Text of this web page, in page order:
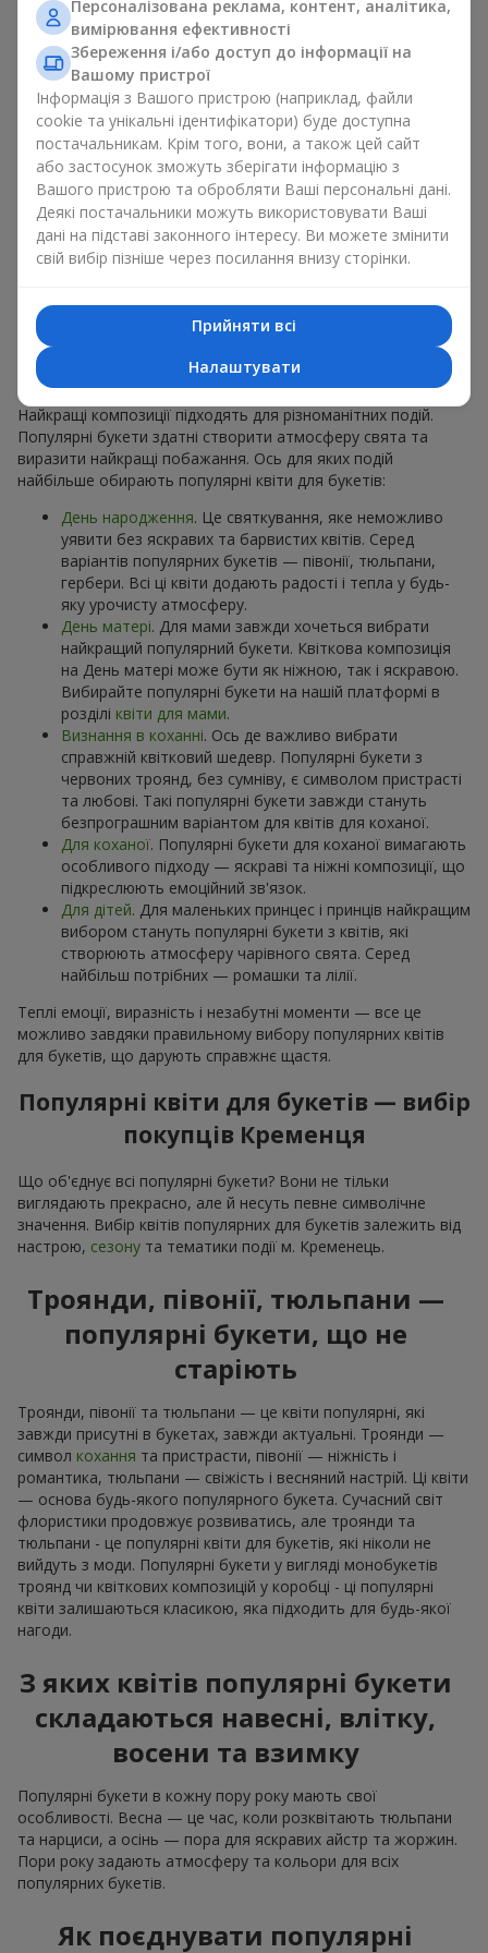
для будь-якого віку і статі, а їх склад можна
адаптувати під будь-який захід.
Масові квіткові уподобання. Півонії, тюльпани,
ромашки — популярні букети, що залишаються
привабливими для покупців. Вони не тільки мають
чудовий вигляд. Такі популярні букети відображають
атмосферу свіжості та природної краси.
Популярні квіти для букетів часто змінюються залежно від
пори року, але ці класичні популярні букети завжди
залишаються в списку тих що мають найбільший попит.
Якщо ви хочете бути впевненими у своєму виборі,
звертайтесь до цих перевірених часом популярних квітів.
Для яких подій в м. Кременець
обирають популярні букети
Що важливо пам’ятати, обираючи популярні букети?
Найкращі композиції підходять для різноманітних подій.
Популярні букети здатні створити атмосферу свята та
виразити найкращі побажання. Ось для яких подій
найбільше обирають популярні квіти для букетів:
День народження. Це святкування, яке неможливо
уявити без яскравих та барвистих квітів. Серед
варіантів популярних букетів — півонії, тюльпани,
гербери. Всі ці квіти додають радості і тепла у будь-
яку урочисту атмосферу.
День матері. Для мами завжди хочеться вибрати
найкращий популярний букети. Квіткова композиція
на День матері може бути як ніжною, так і яскравою.
Вибирайте популярні букети на нашій платформі в
розділі квіти для мами.
Визнання в коханні. Ось де важливо вибрати
справжній квітковий шедевр. Популярні букети з
червоних троянд, без сумніву, є символом пристрасті
та любові. Такі популярні букети завжди стануть
безпрограшним варіантом для квітів для коханої.
Для коханої. Популярні букети для коханої вимагають
особливого підходу — яскраві та ніжні композиції, що
підкреслюють емоційний зв'язок.
Для дітей. Для маленьких принцес і принців найкращим
вибором стануть популярні букети з квітів, які
створюють атмосферу чарівного свята. Серед
найбільш потрібних — ромашки та лілії.
Теплі емоції, виразність і незабутні моменти — все це
можливо завдяки правильному вибору популярних квітів
для букетів, що дарують справжнє щастя.
Популярні квіти для букетів — вибір
покупців Кременця
Що об'єднує всі популярні букети? Вони не тільки
виглядають прекрасно, але й несуть певне символічне
значення. Вибір квітів популярних для букетів залежить від
настрою, сезону та тематики події м. Кременець.
Троянди, півонії, тюльпани —
популярні букети, що не
старіють
Троянди, півонії та тюльпани — це квіти популярні, які
завжди присутні в букетах, завжди актуальні. Троянди —
символ кохання та пристрасти, півонії — ніжність і
романтика, тюльпани — свіжість і весняний настрій. Ці квіти
— основа будь-якого популярного букета. Сучасний світ
флористики продовжує розвиватись, але троянди та
тюльпани - це популярні квіти для букетів, які ніколи не
вийдуть з моди. Популярні букети у вигляді монобукетів
троянд чи квіткових композицій у коробці - ці популярні
квіти залишаються класикою, яка підходить для будь-якої
нагоди.
З яких квітів популярні букети
складаються навесні, влітку,
восени та взимку
Популярні букети в кожну пору року мають свої
особливості. Весна — це час, коли розквітають тюльпани
та нарциси, а осінь — пора для яскравих айстр та жоржин.
Пори року задають атмосферу та кольори для всіх
популярних букетів.
Як поєднувати популярні
Персоналізована реклама, контент, аналітика,
вимірювання ефективності
Збереження і/або доступ до інформації на
Вашому пристрої
Інформація з Вашого пристрою (наприклад, файли
cookie та унікальні ідентифікатори) буде доступна
постачальникам. Крім того, вони, а також цей сайт
або застосунок зможуть зберігати інформацію з
Вашого пристрою та обробляти Ваші персональні дані.
Деякі постачальники можуть використовувати Ваші
дані на підставі законного інтересу. Ви можете змінити
свій вибір пізніше через посилання внизу сторінки.
Прийняти всі
Налаштувати